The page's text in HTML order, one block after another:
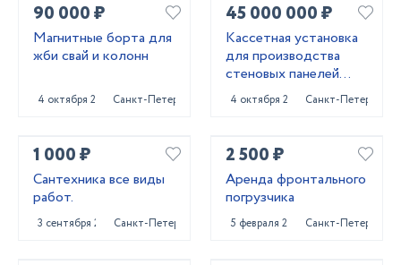
90 000 ₽
Магнитные борта для
жби свай и колонн
4 октября 2024Санкт-Петербург
45 000 000 ₽
Кассетная установка
для производства
стеновых панелей
ЖБИ
4 октября 2024Санкт-Петербург
1 000 ₽
Сантехника все виды
работ.
3 сентября 2023Санкт-Петербург
2 500 ₽
Аренда фронтального
погрузчика
5 февраля 2024 Санкт-Петербург